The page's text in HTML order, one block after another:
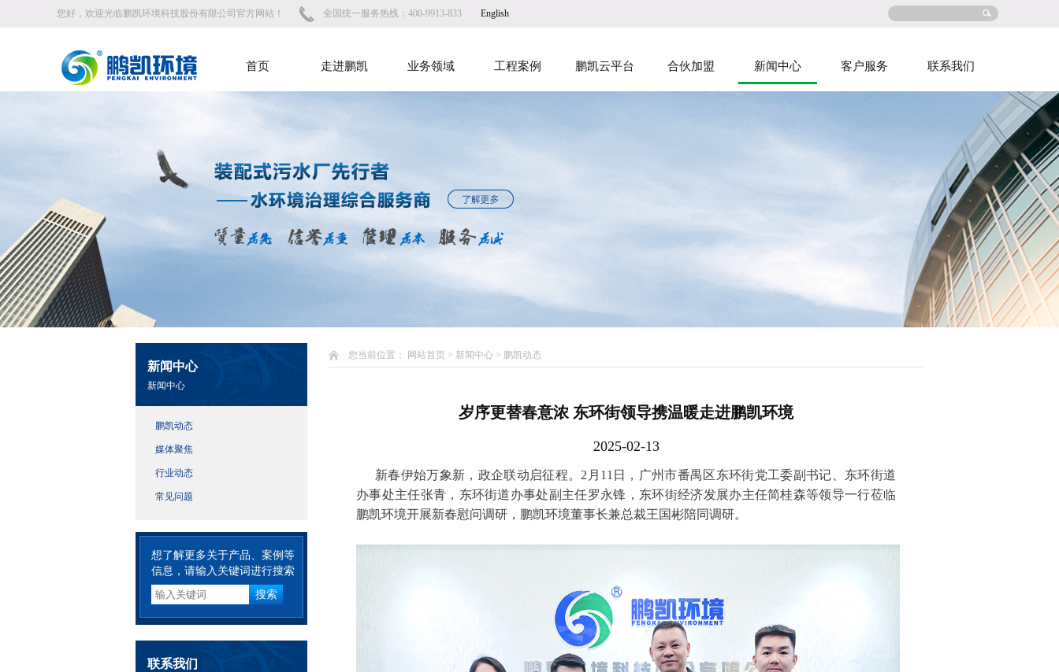
您好，欢迎光临鹏凯环境科技股份有限公司官方网站！ 全国统一服务热线：400-9913-833 English
首页 走进鹏凯 业务领域 工程案例 鹏凯云平台 合伙加盟 新闻中心 客户服务 联系我们
新闻中心
新闻中心
鹏凯动态
媒体聚焦
行业动态
常见问题
想了解更多关于产品、案例等
信息，请输入关键词进行搜索
联系我们
您当前位置： 网站首页 > 新闻中心 > 鹏凯动态
岁序更替春意浓 东环街领导携温暖走进鹏凯环境
2025-02-13
新春伊始万象新，政企联动启征程。2月11日，广州市番禺区东环街党工委副书记、东环街道
办事处主任张青，东环街道办事处副主任罗永锋，东环街经济发展办主任简桂森等领导一行莅临
鹏凯环境开展新春慰问调研，鹏凯环境董事长兼总裁王国彬陪同调研。